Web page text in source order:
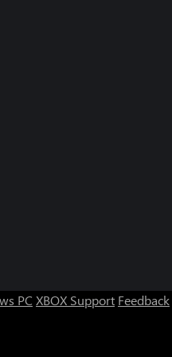
PC XBOX Support Feedback